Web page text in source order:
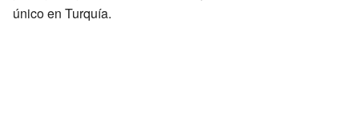
único en Turquía.